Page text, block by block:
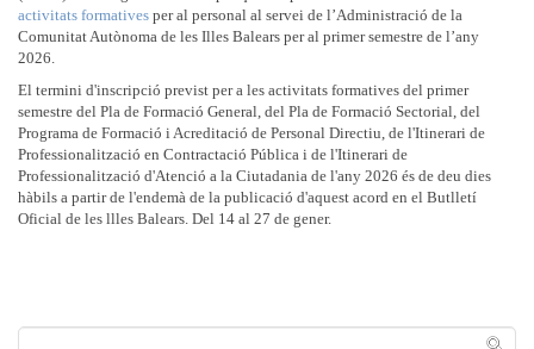
activitats formatives per al personal al servei de l’Administració de la
Comunitat Autònoma de les Illes Balears per al primer semestre de l’any
2026.
El termini d'inscripció previst per a les activitats formatives del primer
semestre del Pla de Formació General, del Pla de Formació Sectorial, del
Programa de Formació i Acreditació de Personal Directiu, de l'Itinerari de
Professionalització en Contractació Pública i de l'Itinerari de
Professionalització d'Atenció a la Ciutadania de l'any 2026 és de deu dies
hàbils a partir de l'endemà de la publicació d'aquest acord en el Butlletí
Oficial de les llles Balears. Del 14 al 27 de gener.